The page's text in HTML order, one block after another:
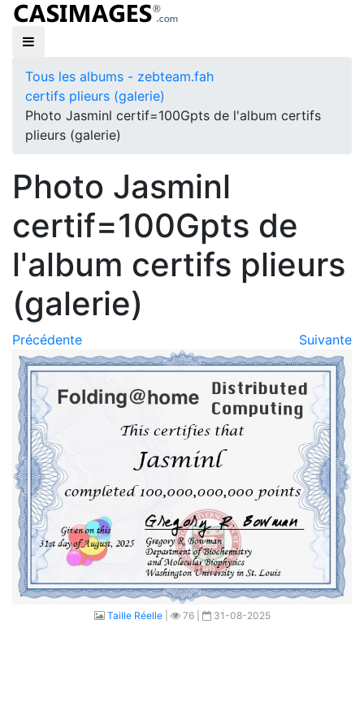
Tous les albums - zebteam.fah
certifs plieurs (galerie)
Photo Jasminl certif=100Gpts de l'album certifs
plieurs (galerie)
Photo Jasminl
certif=100Gpts de
l'album certifs plieurs
(galerie)
Précédente Suivante
Taille Réelle| 76 | 31-08-2025